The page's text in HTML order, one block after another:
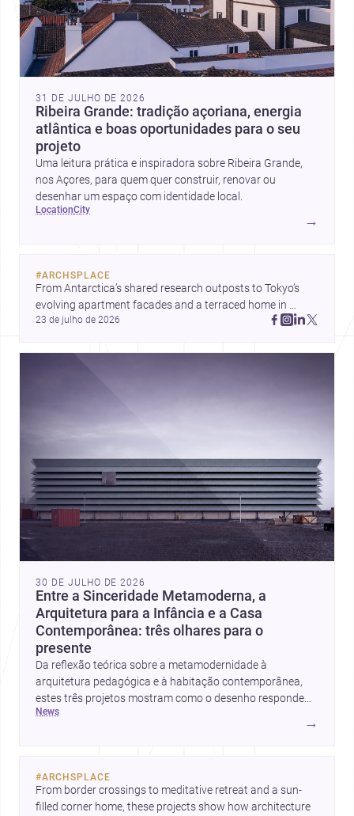
31 DE JULHO DE 2026
Ribeira Grande: tradição açoriana, energia
atlântica e boas oportunidades para o seu
projeto
Uma leitura prática e inspiradora sobre Ribeira Grande,
nos Açores, para quem quer construir, renovar ou
desenhar um espaço com identidade local.
location city
→
#ARCHSPLACE
From Antarctica’s shared research outposts to Tokyo’s
evolving apartment facades and a terraced home in
Amman, these projects show how architecture adapts to
23 de julho de 2026
30 DE JULHO DE 2026
Entre a Sinceridade Metamoderna, a
Arquitetura para a Infância e a Casa
Contemporânea: três olhares para o
presente
Da reflexão teórica sobre a metamodernidade à
arquitetura pedagógica e à habitação contemporânea,
estes três projetos mostram como o desenho responde
hoje a emoção, uso e contexto. Para arquitetos, são
pistas valiosas sobre como criar espaços mais humanos,
news
→
#ARCHSPLACE
From border crossings to meditative retreat and a sun-
filled corner home, these projects show how architecture